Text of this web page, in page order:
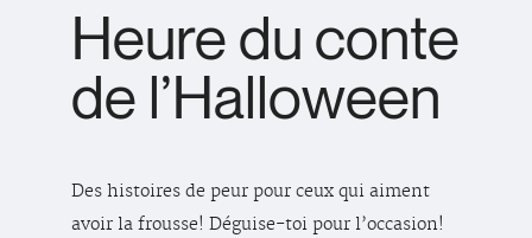
Heure du conte
de l’Halloween
Des histoires de peur pour ceux qui aiment
avoir la frousse! Déguise-toi pour l’occasion!